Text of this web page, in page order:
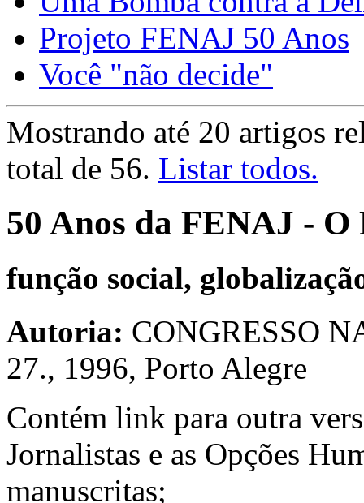
Projeto FENAJ 50 Anos
Você "não decide"
Mostrando até 20 artigos
total de 56. Listar todos.
50 Anos da FENAJ -
função social,
Autoria: CONGRESSO
27., 1996, Porto Alegre
Contém link para outra
Jornalistas e as Opções
manuscritas;